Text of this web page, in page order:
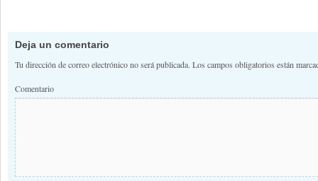
Deja un comentario
Tu dirección de correo electrónico no será publicada. Los campos obligatorios están
Comentario